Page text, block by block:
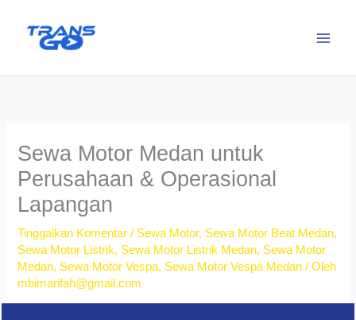
Sewa Motor Medan untuk
Perusahaan & Operasional
Lapangan
Tinggalkan Komentar / Sewa Motor, Sewa Motor Beat Medan,
Sewa Motor Listrik, Sewa Motor Listrik Medan, Sewa Motor
Medan, Sewa Motor Vespa, Sewa Motor Vespa Medan / Oleh
mbimarifah@gmail.com